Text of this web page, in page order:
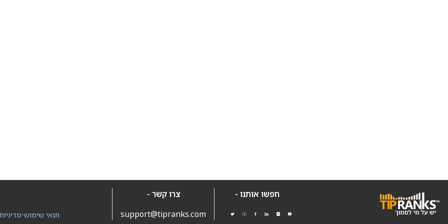
חפשו אותנו -
צרו קשר -
support@tipranks.com
•תנאי שימוש